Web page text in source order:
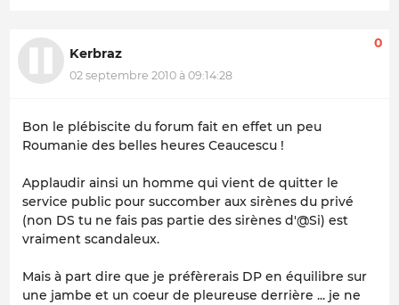
Kerbraz
02 septembre 2010 à 09:14:28
0
Bon le plébiscite du forum fait en effet un peu
Roumanie des belles heures Ceaucescu !
Applaudir ainsi un homme qui vient de quitter le
service public pour succomber aux sirènes du privé
(non DS tu ne fais pas partie des sirènes d'@Si) est
vraiment scandaleux.
Mais à part dire que je préfèrerais DP en équilibre sur
une jambe et un coeur de pleureuse derrière ... je ne